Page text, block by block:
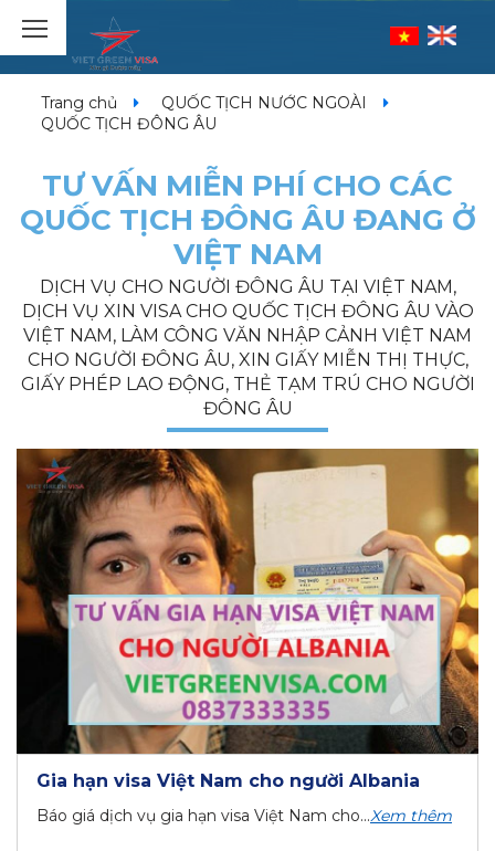
Trang chủ
QUỐC TỊCH NƯỚC NGOÀI
QUỐC TỊCH ĐÔNG ÂU
TƯ VẤN MIỄN PHÍ CHO CÁC
QUỐC TỊCH ĐÔNG ÂU ĐANG Ở
VIỆT NAM
DỊCH VỤ CHO NGƯỜI ĐÔNG ÂU TẠI VIỆT NAM,
DỊCH VỤ XIN VISA CHO QUỐC TỊCH ĐÔNG ÂU VÀO
VIỆT NAM, LÀM CÔNG VĂN NHẬP CẢNH VIỆT NAM
CHO NGƯỜI ĐÔNG ÂU, XIN GIẤY MIỄN THỊ THỰC,
GIẤY PHÉP LAO ĐỘNG, THẺ TẠM TRÚ CHO NGƯỜI
ĐÔNG ÂU
Gia hạn visa Việt Nam cho người Albania
Báo giá dịch vụ gia hạn visa Việt Nam cho...Xem thêm